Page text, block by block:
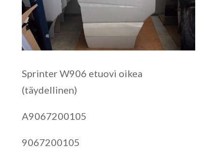
Sprinter W906 etuovi oikea
(täydellinen)
A9067200105
9067200105